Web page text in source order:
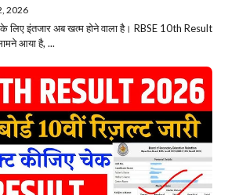
2026
के लिए इंतजार अब खत्म होने वाला है। RBSE 10th Result
आया है, ...